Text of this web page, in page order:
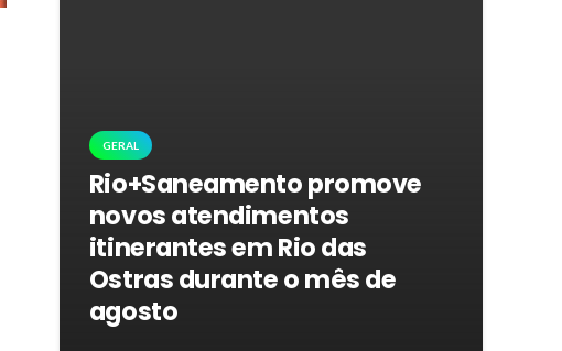
GERAL
Rio+Saneamento promove
novos atendimentos
itinerantes em Rio das
Ostras durante o mês de
agosto